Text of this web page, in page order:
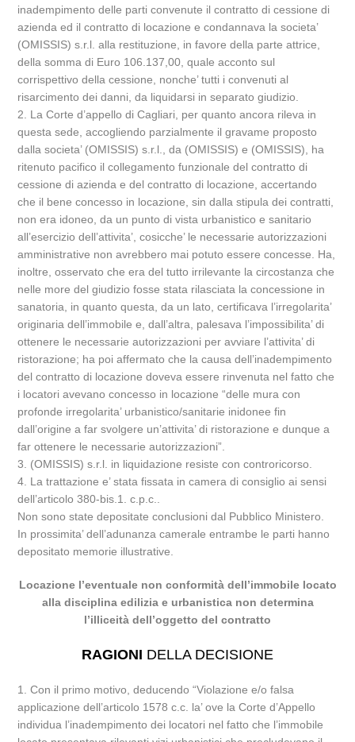
inadempimento delle parti convenute il contratto di cessione di
azienda ed il contratto di locazione e condannava la societa’
(OMISSIS) s.r.l. alla restituzione, in favore della parte attrice,
della somma di Euro 106.137,00, quale acconto sul
corrispettivo della cessione, nonche’ tutti i convenuti al
risarcimento dei danni, da liquidarsi in separato giudizio.
2. La Corte d’appello di Cagliari, per quanto ancora rileva in
questa sede, accogliendo parzialmente il gravame proposto
dalla societa’ (OMISSIS) s.r.l., da (OMISSIS) e (OMISSIS), ha
ritenuto pacifico il collegamento funzionale del contratto di
cessione di azienda e del contratto di locazione, accertando
che il bene concesso in locazione, sin dalla stipula dei contratti,
non era idoneo, da un punto di vista urbanistico e sanitario
all’esercizio dell’attivita’, cosicche’ le necessarie autorizzazioni
amministrative non avrebbero mai potuto essere concesse. Ha,
inoltre, osservato che era del tutto irrilevante la circostanza che
nelle more del giudizio fosse stata rilasciata la concessione in
sanatoria, in quanto questa, da un lato, certificava l’irregolarita’
originaria dell’immobile e, dall’altra, palesava l’impossibilita’ di
ottenere le necessarie autorizzazioni per avviare l’attivita’ di
ristorazione; ha poi affermato che la causa dell’inadempimento
del contratto di locazione doveva essere rinvenuta nel fatto che
i locatori avevano concesso in locazione “delle mura con
profonde irregolarita’ urbanistico/sanitarie inidonee fin
dall’origine a far svolgere un’attivita’ di ristorazione e dunque a
far ottenere le necessarie autorizzazioni”.
3. (OMISSIS) s.r.l. in liquidazione resiste con controricorso.
4. La trattazione e’ stata fissata in camera di consiglio ai sensi
dell’articolo 380-bis.1. c.p.c..
Non sono state depositate conclusioni dal Pubblico Ministero.
In prossimita’ dell’adunanza camerale entrambe le parti hanno
depositato memorie illustrative.
Locazione l’eventuale non conformità dell’immobile locato
alla disciplina edilizia e urbanistica non determina
l’illiceità dell’oggetto del contratto
RAGIONI DELLA DECISIONE
1. Con il primo motivo, deducendo “Violazione e/o falsa
applicazione dell’articolo 1578 c.c. la’ ove la Corte d’Appello
individua l’inadempimento dei locatori nel fatto che l’immobile